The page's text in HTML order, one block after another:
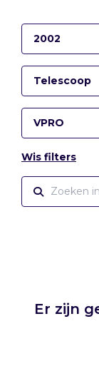
2002
Telescoop
VPRO
Wis filters
Er zijn